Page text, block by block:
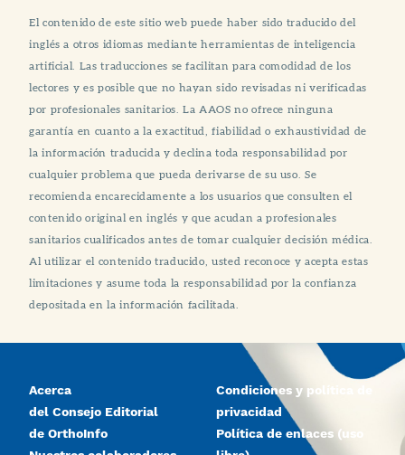
El contenido de este sitio web puede haber sido traducido del
inglés a otros idiomas mediante herramientas de inteligencia
artificial. Las traducciones se facilitan para comodidad de los
lectores y es posible que no hayan sido revisadas ni verificadas
por profesionales sanitarios. La AAOS no ofrece ninguna
garantía en cuanto a la exactitud, fiabilidad o exhaustividad de
la información traducida y declina toda responsabilidad por
cualquier problema que pueda derivarse de su uso. Se
recomienda encarecidamente a los usuarios que consulten el
contenido original en inglés y que acudan a profesionales
sanitarios cualificados antes de tomar cualquier decisión médica.
Al utilizar el contenido traducido, usted reconoce y acepta estas
limitaciones y asume toda la responsabilidad por la confianza
depositada en la información facilitada.
Acerca
del Consejo Editorial
de OrthoInfo
Condiciones y política de
privacidad
Política de enlaces (uso